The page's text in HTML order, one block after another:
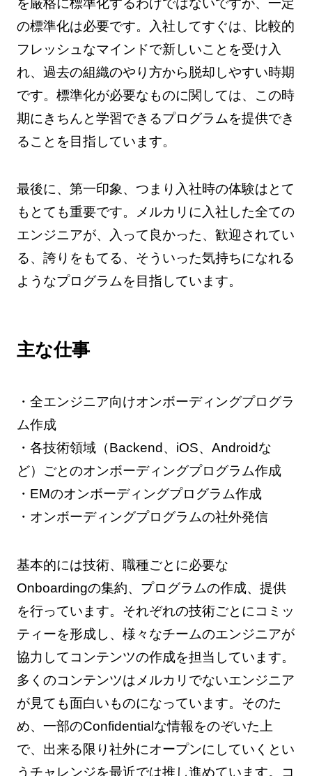
の標準化は必要です。入社してすぐは、比較的
フレッシュなマインドで新しいことを受け入
れ、過去の組織のやり方から脱却しやすい時期
です。標準化が必要なものに関しては、この時
期にきちんと学習できるプログラムを提供でき
ることを目指しています。
最後に、第一印象、つまり入社時の体験はとて
もとても重要です。メルカリに入社した全ての
エンジニアが、入って良かった、歓迎されてい
る、誇りをもてる、そういった気持ちになれる
ようなプログラムを目指しています。
主な仕事
・全エンジニア向けオンボーディングプログラ
ム作成
・各技術領域（Backend、iOS、Androidな
ど）ごとのオンボーディングプログラム作成
・EMのオンボーディングプログラム作成
・オンボーディングプログラムの社外発信
基本的には技術、職種ごとに必要な
Onboardingの集約、プログラムの作成、提供
を行っています。それぞれの技術ごとにコミッ
ティーを形成し、様々なチームのエンジニアが
協力してコンテンツの作成を担当しています。
多くのコンテンツはメルカリでないエンジニア
が見ても面白いものになっています。そのた
め、一部のConfidentialな情報をのぞいた上
で、出来る限り社外にオープンにしていくとい
うチャレンジを最近では推し進めています。コ